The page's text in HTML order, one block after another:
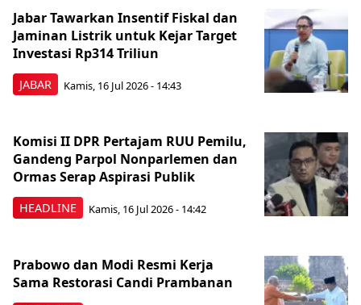
JABAR
Jabar Tawarkan Insentif Fiskal dan
Jaminan Listrik untuk Kejar Target
Investasi Rp314 Triliun
Kamis, 16 Jul 2026 - 14:43
HEADLINE
Komisi II DPR Pertajam RUU Pemilu,
Gandeng Parpol Nonparlemen dan
Ormas Serap Aspirasi Publik
Kamis, 16 Jul 2026 - 14:42
Prabowo dan Modi Resmi Kerja
Sama Restorasi Candi Prambanan